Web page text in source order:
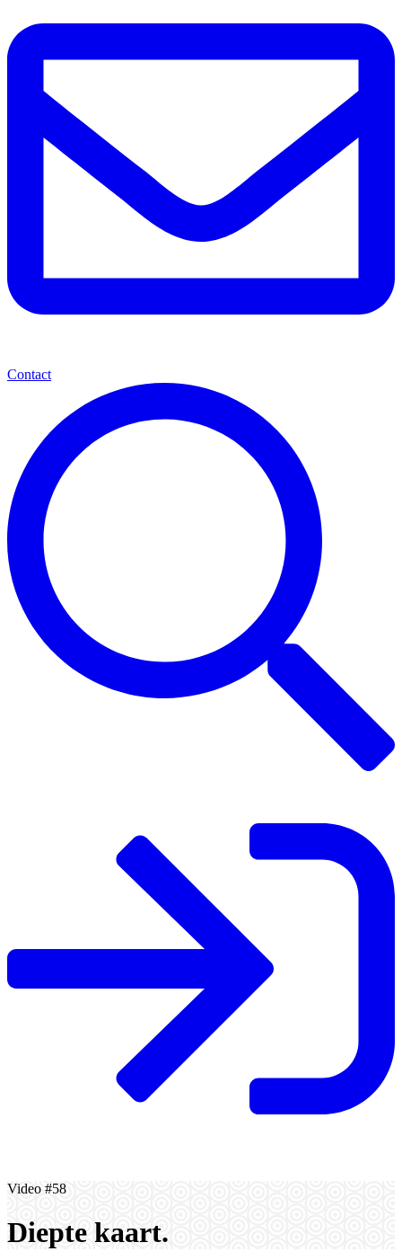
Contact
Video #58
Diepte kaart.